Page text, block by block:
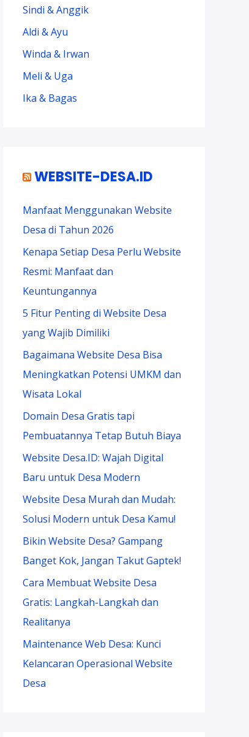
Sindi & Anggik
Aldi & Ayu
Winda & Irwan
Meli & Uga
Ika & Bagas
WEBSITE-DESA.ID
Manfaat Menggunakan Website
Desa di Tahun 2026
Kenapa Setiap Desa Perlu Website
Resmi: Manfaat dan
Keuntungannya
5 Fitur Penting di Website Desa
yang Wajib Dimiliki
Bagaimana Website Desa Bisa
Meningkatkan Potensi UMKM dan
Wisata Lokal
Domain Desa Gratis tapi
Pembuatannya Tetap Butuh Biaya
Website Desa.ID: Wajah Digital
Baru untuk Desa Modern
Website Desa Murah dan Mudah:
Solusi Modern untuk Desa Kamu!
Bikin Website Desa? Gampang
Banget Kok, Jangan Takut Gaptek!
Cara Membuat Website Desa
Gratis: Langkah-Langkah dan
Realitanya
Maintenance Web Desa: Kunci
Kelancaran Operasional Website
Desa